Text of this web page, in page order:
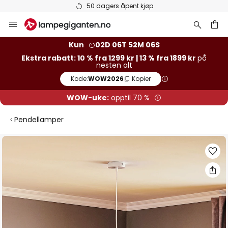
50 dagers åpent kjøp
Hopp
til
Kun
02D 06T 52M 06S
Ekstra rabatt: 10 % fra 1299 kr | 13 % fra 1899 kr på
nesten alt
Kode:WOW2026 Kopier
WOW-uke: opptil 70 %
Pendellamper
Gå
bildegalleri